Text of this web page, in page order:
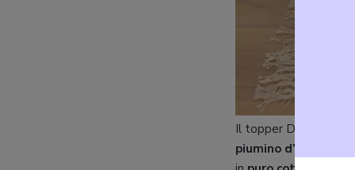
Il topper Dreamin’
piumino d’oca e di